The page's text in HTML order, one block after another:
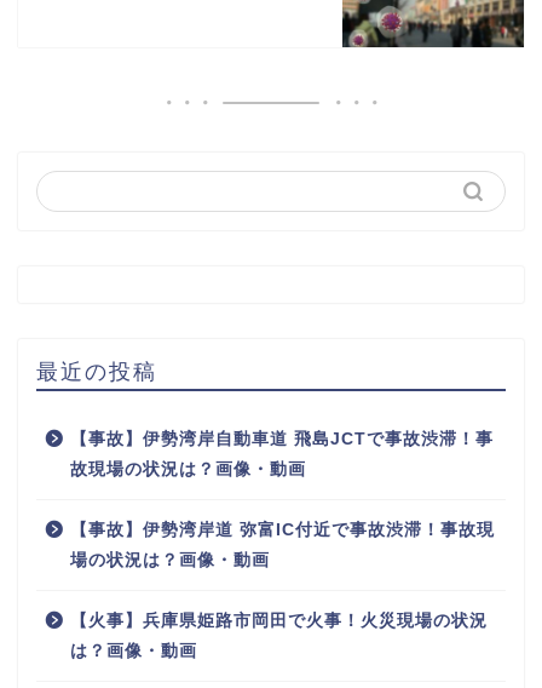
最近の投稿
【事故】伊勢湾岸自動車道 飛島JCTで事故渋滞！事
故現場の状況は？画像・動画
【事故】伊勢湾岸道 弥富IC付近で事故渋滞！事故現
場の状況は？画像・動画
【火事】兵庫県姫路市岡田で火事！火災現場の状況
は？画像・動画